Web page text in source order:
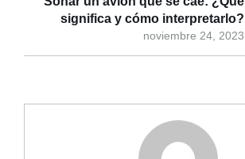
noviembre 24, 2023
significa y cómo interpretarlo?